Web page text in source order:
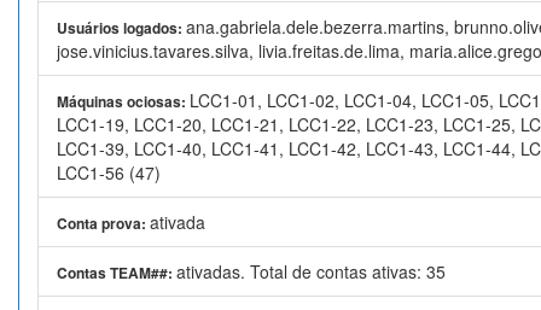
Usuários logados: ana.gabriela.dele.bezerra.martins,
jose.vinicius.tavares.silva, livia.freitas.de.lima,
Máquinas ociosas: LCC1-01, LCC1-02, LCC1-04, LCC1-05,
LCC1-19, LCC1-20, LCC1-21, LCC1-22, LCC1-23, LCC1-25,
LCC1-39, LCC1-40, LCC1-41, LCC1-42, LCC1-43, LCC1-44,
LCC1-56 (47)
Conta prova: ativada
Contas TEAM##: ativadas. Total de contas ativas: 35